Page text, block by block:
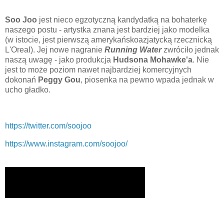
Soo Joo jest nieco egzotyczną kandydatką na bohaterkę
naszego postu - artystka znana jest bardziej jako modelka
(w istocie, jest pierwszą amerykańskoazjatycką rzecznicką
L'Oreal). Jej nowe nagranie Running Waterzwróciło jednak
naszą uwagę - jako produkcja Hudsona Mohawke'a. Nie
jest to może poziom nawet najbardziej komercyjnych
dokonań Peggy Gou, piosenka na pewno wpada jednak w
ucho gładko.
https://twitter.com/soojoo
https://www.instagram.com/soojoo/